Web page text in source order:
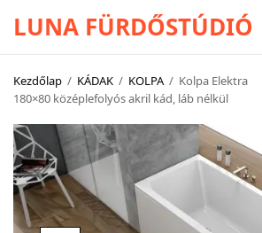
LUNA FÜRDŐSTÚDIÓ
Kezdőlap / KÁDAK / KOLPA / Kolpa Elektra
180×80 középlefolyós akril kád, láb nélkül
SZANITEREK
SCHWAB